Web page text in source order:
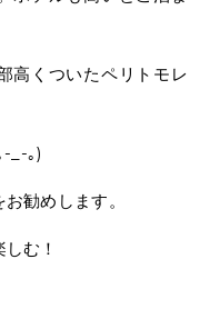
高くついたペリトモレ
-_-｡)
勧めします。
む！